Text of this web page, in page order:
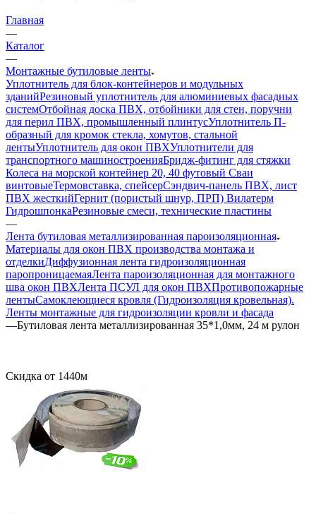
Главная
—
Каталог
—
Монтажные бутиловые ленты
Уплотнитель для блок-контейнеров и модульных
зданийРезиновый уплотнитель для алюминиевых фасадных
системОтбойная доска ПВХ, отбойники для стен, поручни
для перил ПВХ, промышленный плинтусУплотнитель П-
образный для кромок стекла, хомутов, стальной
лентыУплотнитель для окон ПВХУплотнители для
транспортного машиностроенияБридж-фитинг для стяжки
Колеса на морской контейнер 20, 40 футовый Сваи
винтовыеТермовставка, спейсерСэндвич-панель ПВХ, лист
ПВХ жесткийГернит (пористый шнур, ПРП) Вилатерм
ГидрошпонкаРезиновые смеси, технические пластины
—
Лента бутиловая металлизированная пароизоляционная
Материалы для окон ПВХ производства монтажа и
отделкиДиффузионная лента гидроизоляционная
паропроницаемаяЛента пароизоляционная для монтажного
шва окон ПВХЛента ПСУЛ для окон ПВХПротивопожарные
лентыСамоклеющиеся кровля (Гидроизоляция кровельная).
Ленты монтажные для гидроизоляции кровли и фасада
—Бутиловая лента металлизированная 35*1,0мм, 24 м рулон
Скидка от 1440м